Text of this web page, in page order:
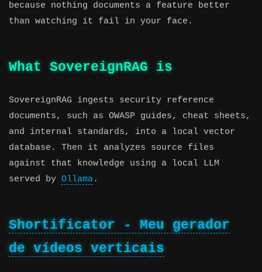
because nothing documents a feature better
than watching it fail in your face.
What SovereignRAG is
SovereignRAG ingests security reference
documents, such as OWASP guides, cheat sheets,
and internal standards, into a local vector
database. Then it analyzes source files
against that knowledge using a local LLM
served by Ollama.
Shortificator - Meu gerador
de vídeos verticais